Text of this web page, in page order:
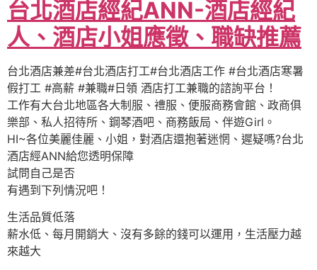
台北酒店經紀ANN-酒店經紀
人、酒店小姐應徵、職缺推薦
台北酒店兼差#台北酒店打工#台北酒店工作 #台北酒店寒暑
假打工 #高薪 #兼職#日領 酒店打工兼職的諮詢平台！
工作有大台北地區各大制服、禮服、便服商務會館、政商俱
樂部、私人招待所、鋼琴酒吧、商務飯局、伴遊Girl。
HI~各位美麗佳麗、小姐，對酒店還抱著迷惘、遲疑嗎?台北
酒店經ANN給您透明保障
試問自己是否
有遇到下列情況吧！
生活品質低落
薪水低、每月開銷大、沒有多餘的錢可以運用，生活壓力越
來越大